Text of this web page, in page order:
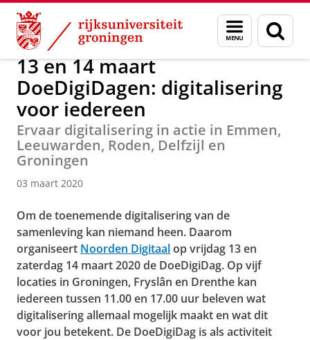
Skip
Content
Skip
Navigation
Menu
en
zoeken
Over ons Actueel Nieuws Nieuwsberichten
13 en 14 maart
DoeDigiDagen: digitalisering
voor iedereen
Ervaar digitalisering in actie in Emmen,
Leeuwarden, Roden, Delfzijl en
Groningen
03 maart 2020
Om de toenemende digitalisering van de
samenleving kan niemand heen. Daarom
organiseert Noorden Digitaalop vrijdag 13 en
zaterdag 14 maart 2020 de DoeDigiDag. Op vijf
locaties in Groningen, Fryslân en Drenthe kan
iedereen tussen 11.00 en 17.00 uur beleven wat
digitalisering allemaal mogelijk maakt en wat dit
voor jou betekent. De DoeDigiDag is als activiteit